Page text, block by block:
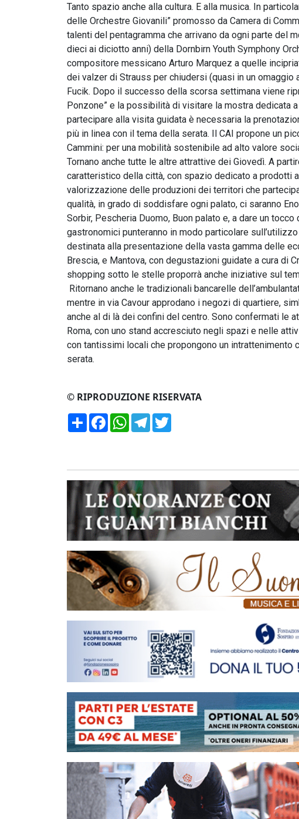
Tanto spazio anche alla cultura. E alla musica. In
delle Orchestre Giovanili” promosso da Camera di
talenti del pentagramma che arrivano da ogni parte del
dieci ai diciotto anni) della Dornbirn Youth Symphony
compositore messicano Arturo Marquez a quelle
dei valzer di Strauss per chiudersi (quasi in un omaggio
Fucik. Dopo il successo della scorsa settimana viene
Ponzone” e la possibilità di visitare la mostra dedicata
partecipare alla visita guidata è necessaria la
più in linea con il tema della serata. Il CAI propone un
Cammini: per una mobilità sostenibile ad alto valore
Tornano anche tutte le altre attrattive dei Giovedì. A
caratteristico della città, con spazio dedicato a prodotti
valorizzazione delle produzioni dei territori che
qualità, in grado di soddisfare ogni palato, ci saranno
Sorbir, Pescheria Duomo, Buon palato e, a dare un
gastronomici punteranno in modo particolare
destinata alla presentazione della vasta gamma delle
Brescia, e Mantova, con degustazioni guidate a cura di
shopping sotto le stelle proporrà anche iniziative sul
Ritornano anche le tradizionali bancarelle
mentre in via Cavour approdano i negozi di quartiere,
anche al di là dei confini del centro. Sono confermati le
Roma, con uno stand accresciuto negli spazi e nelle
con tantissimi locali che propongono un intrattenimento
serata.
© RIPRODUZIONE RISERVATA
CondividiFacebookWhatsApp
Telegram